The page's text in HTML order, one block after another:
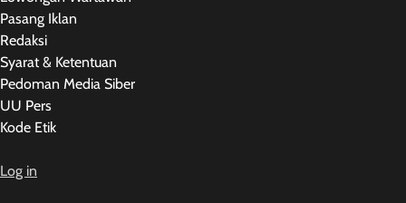
Pasang Iklan
Redaksi
Syarat & Ketentuan
Pedoman Media Siber
UU Pers
Kode Etik
Log in